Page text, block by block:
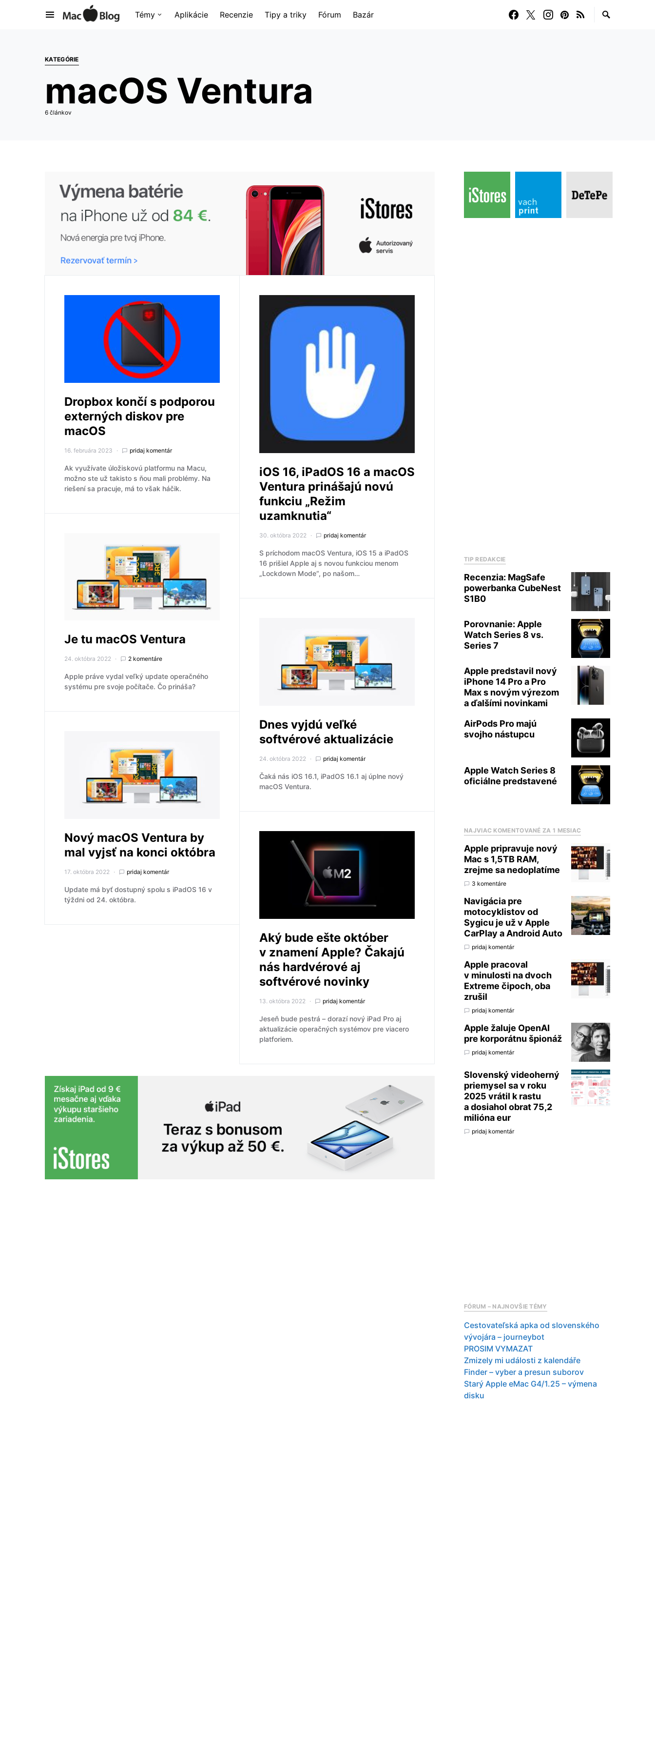
Témy Aplikácie Recenzie Tipy a triky Fórum Bazár
KATEGÓRIE
macOS Ventura
6 článkov
Dropbox končí s podporou
externých diskov pre
macOS
16. februára 2023 pridaj komentár
Ak využívate úložiskovú platformu na Macu,
možno ste už takisto s ňou mali problémy. Na
riešení sa pracuje, má to však háčik.
Je tu macOS Ventura
24. októbra 2022 2 komentáre
Apple práve vydal veľký update operačného
systému pre svoje počítače. Čo prináša?
Nový macOS Ventura by
mal vyjsť na konci októbra
17. októbra 2022 pridaj komentár
Update má byť dostupný spolu s iPadOS 16 v
týždni od 24. októbra.
iOS 16, iPadOS 16 a macOS
Ventura prinášajú novú
funkciu „Režim
uzamknutia“
30. októbra 2022 pridaj komentár
S príchodom macOS Ventura, iOS 15 a iPadOS
16 prišiel Apple aj s novou funkciou menom
„Lockdown Mode“, po našom…
Dnes vyjdú veľké
softvérové aktualizácie
24. októbra 2022 pridaj komentár
Čaká nás iOS 16.1, iPadOS 16.1 aj úplne nový
macOS Ventura.
Aký bude ešte október
v znamení Apple? Čakajú
nás hardvérové aj
softvérové novinky
13. októbra 2022 pridaj komentár
Jeseň bude pestrá – dorazí nový iPad Pro aj
aktualizácie operačných systémov pre viacero
platforiem.
TIP REDAKCIE
Recenzia: MagSafe
powerbanka CubeNest
S1B0
Porovnanie: Apple
Watch Series 8 vs.
Series 7
Apple predstavil nový
iPhone 14 Pro a Pro
Max s novým výrezom
a ďalšími novinkami
AirPods Pro majú
svojho nástupcu
Apple Watch Series 8
oficiálne predstavené
NAJVIAC KOMENTOVANÉ ZA 1 MESIAC
Apple pripravuje nový
Mac s 1,5TB RAM,
zrejme sa nedoplatíme
3 komentáre
Navigácia pre
motocyklistov od
Sygicu je už v Apple
CarPlay a Android Auto
pridaj komentár
Apple pracoval
v minulosti na dvoch
Extreme čipoch, oba
zrušil
pridaj komentár
Apple žaluje OpenAI
pre korporátnu špionáž
pridaj komentár
Slovenský videoherný
priemysel sa v roku
2025 vrátil k rastu
a dosiahol obrat 75,2
milióna eur
pridaj komentár
FÓRUM – NAJNOVŠIE TÉMY
Cestovateľská apka od slovenského
vývojára – journeybot
PROSIM VYMAZAT
Zmizely mi události z kalendáře
Finder – vyber a presun suborov
Starý Apple eMac G4/1.25 – výmena
disku